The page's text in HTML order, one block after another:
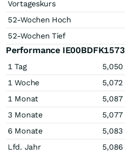
Vortageskurs
52-Wochen Hoch
52-Wochen Tief
Performance IE00BDFK1573
1 Tag 5,050
1 Woche
5,072
1 Monat
5,087
3 Monate
5,077
6 Monate
5,083
Lfd. Jahr
5,086